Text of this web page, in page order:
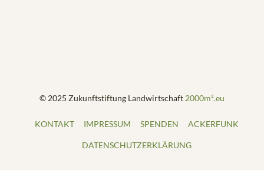
© 2025 Zukunftstiftung Landwirtschaft 2000m².eu
KONTAKT IMPRESSUM SPENDEN ACKERFUNK
DATENSCHUTZERKLÄRUNG